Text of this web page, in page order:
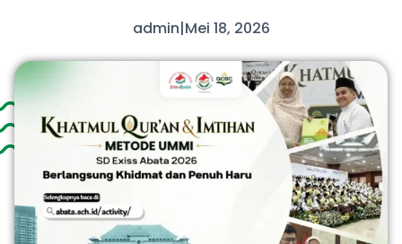
admin|Mei 18, 2026